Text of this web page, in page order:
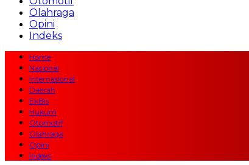
Olahraga
Opini
Indeks
Home
Nasional
Internasional
Daerah
EkBis
Hukum
Otomotif
Olahraga
Opini
Indeks